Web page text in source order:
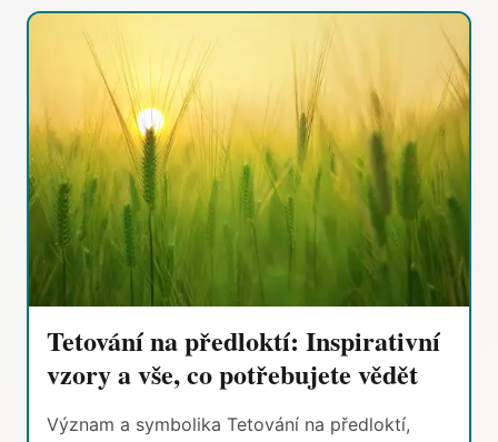
Tetování na předloktí: Inspirativní
vzory a vše, co potřebujete vědět
Význam a symbolika Tetování na předloktí,